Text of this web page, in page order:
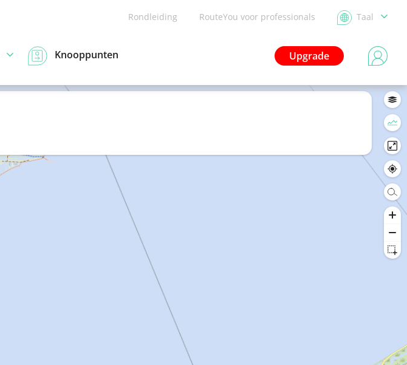
Rondleiding RouteYou voor professionals Taal
Upgrade
Knooppunten